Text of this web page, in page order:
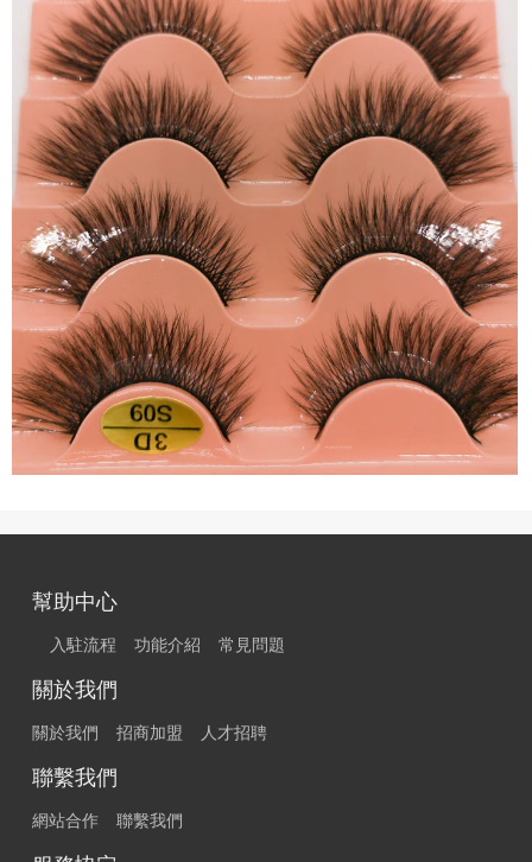
幫助中心
入駐流程 功能介紹 常見問題
關於我們
關於我們 招商加盟 人才招聘
聯繫我們
網站合作 聯繫我們